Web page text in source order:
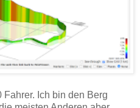
Ich bin den Berg